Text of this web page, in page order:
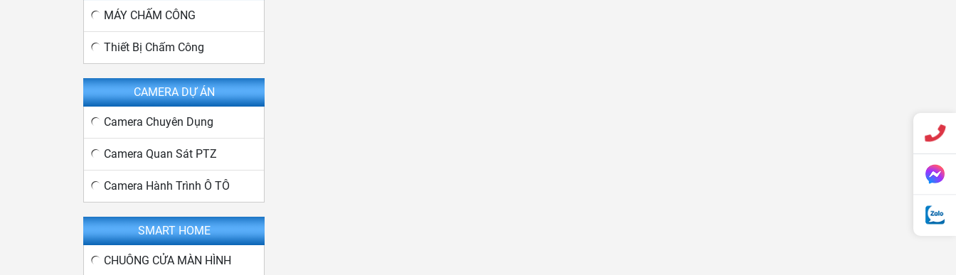
MÁY CHẤM CÔNG
Thiết Bị Chấm Công
CAMERA DỰ ÁN
Camera Chuyên Dụng
Camera Quan Sát PTZ
Camera Hành Trình Ô TÔ
SMART HOME
CHUÔNG CỬA MÀN HÌNH